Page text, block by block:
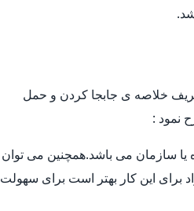
خلاصه ی جابجا کردن و حمل
نمود :
سازمان می باشد.همچنین می توان
برای این کار بهتر است برای سهولت